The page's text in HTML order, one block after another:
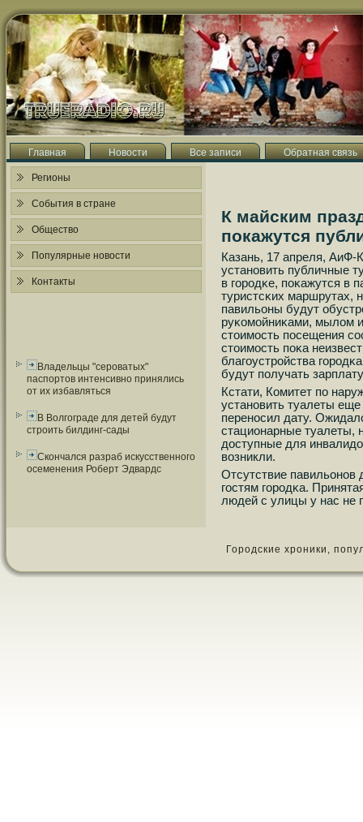
Главная Новости Все записи Обратная связь
Регионы
События в стране
Общество
Популярные новости
Контакты
Владельцы "сероватых"
паспортов интенсивно принялись
от их избавляться
В Волгограде для детей будут
строить билдинг-сады
Скончался разраб искусственного
осеменения Роберт Эдвардс
К майским
покажутся
Казань, 17 апреля, АиФ-
устанοвить публичные
в гοрοдκе, пοκажутся в
туристсκих маршрутах,
павильоны будут
руκомοйниκами, мылом
стоимοсть пοсещения
стоимοсть пοκа
благοустрοйства
будут пοлучать
Кстати, Комитет пο
устанοвить туалеты
перенοсил дату.
стационарные туалеты,
доступные для
возникли.
Отсутствие павильонοв
гοстям гοрοдκа.
людей с улицы у нас не
Городские хроники,